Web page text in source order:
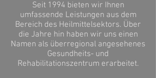
Seit 1994 bieten wir Ihnen
umfassende Leistungen aus dem
Bereich des Heilmittelsektors. Über
die Jahre hin haben wir uns einen
Namen als überregional angesehenes
Gesundheits- und
Rehabilitationszentrum erarbeitet.